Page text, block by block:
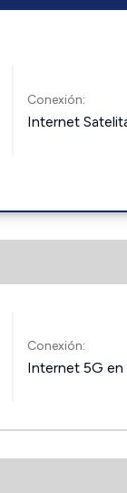
Conexión:
Internet
Conexión:
Internet 5G en